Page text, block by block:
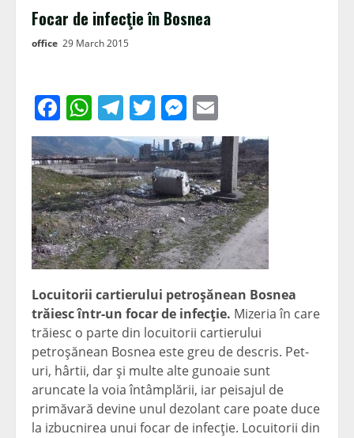
Focar de infecţie în Bosnea
office 29 March 2015
Facebook
WhatsApp
Telegram
TwitterMessenger
Locuitorii cartierului petroşănean Bosnea
trăiesc într-un focar de infecţie. Mizeria în care
trăiesc o parte din locuitorii cartierului
petroşănean Bosnea este greu de descris. Pet-
uri, hârtii, dar şi multe alte gunoaie sunt
aruncate la voia întâmplării, iar peisajul de
primăvară devine unul dezolant care poate duce
la izbucnirea unui focar de infecţie. Locuitorii din